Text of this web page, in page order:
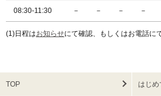
08:30-11:30 － － － －
(1)日程はお知らせにて確認、もしくはお電話に
TOP はじめ